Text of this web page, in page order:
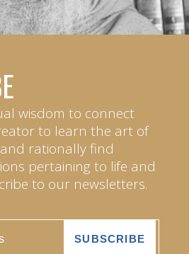
wisdom to connect
to learn the art of
rationally find
pertaining to life and
to our newsletters.